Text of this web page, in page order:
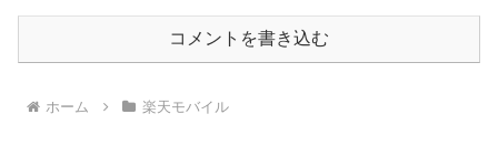
コメントを書き込む
ホーム 楽天モバイル